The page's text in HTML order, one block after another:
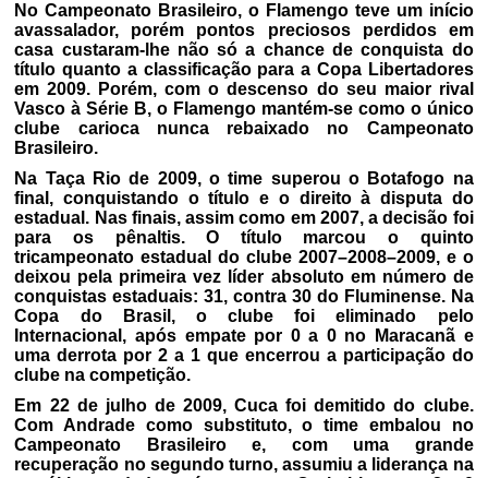
No Campeonato Brasileiro, o Flamengo teve um início
avassalador, porém pontos preciosos perdidos em
casa custaram-lhe não só a chance de conquista do
título quanto a classificação para a Copa Libertadores
em 2009. Porém, com o descenso do seu maior rival
Vasco à Série B, o Flamengo mantém-se como o único
clube carioca nunca rebaixado no Campeonato
Brasileiro.
Na Taça Rio de 2009, o time superou o Botafogo na
final, conquistando o título e o direito à disputa do
estadual. Nas finais, assim como em 2007, a decisão foi
para os pênaltis. O título marcou o quinto
tricampeonato estadual do clube 2007–2008–2009, e o
deixou pela primeira vez líder absoluto em número de
conquistas estaduais: 31, contra 30 do Fluminense. Na
Copa do Brasil, o clube foi eliminado pelo
Internacional, após empate por 0 a 0 no Maracanã e
uma derrota por 2 a 1 que encerrou a participação do
clube na competição.
Em 22 de julho de 2009, Cuca foi demitido do clube.
Com Andrade como substituto, o time embalou no
Campeonato Brasileiro e, com uma grande
recuperação no segundo turno, assumiu a liderança na